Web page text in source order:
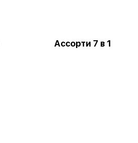
Ассорти 7 в 1